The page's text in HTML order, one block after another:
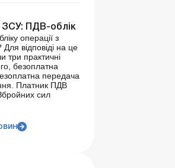
ЗСУ: ПДВ-облік
операції з
відповіді на це
три практичні
безоплатна
передача
Платник ПДВ
сил